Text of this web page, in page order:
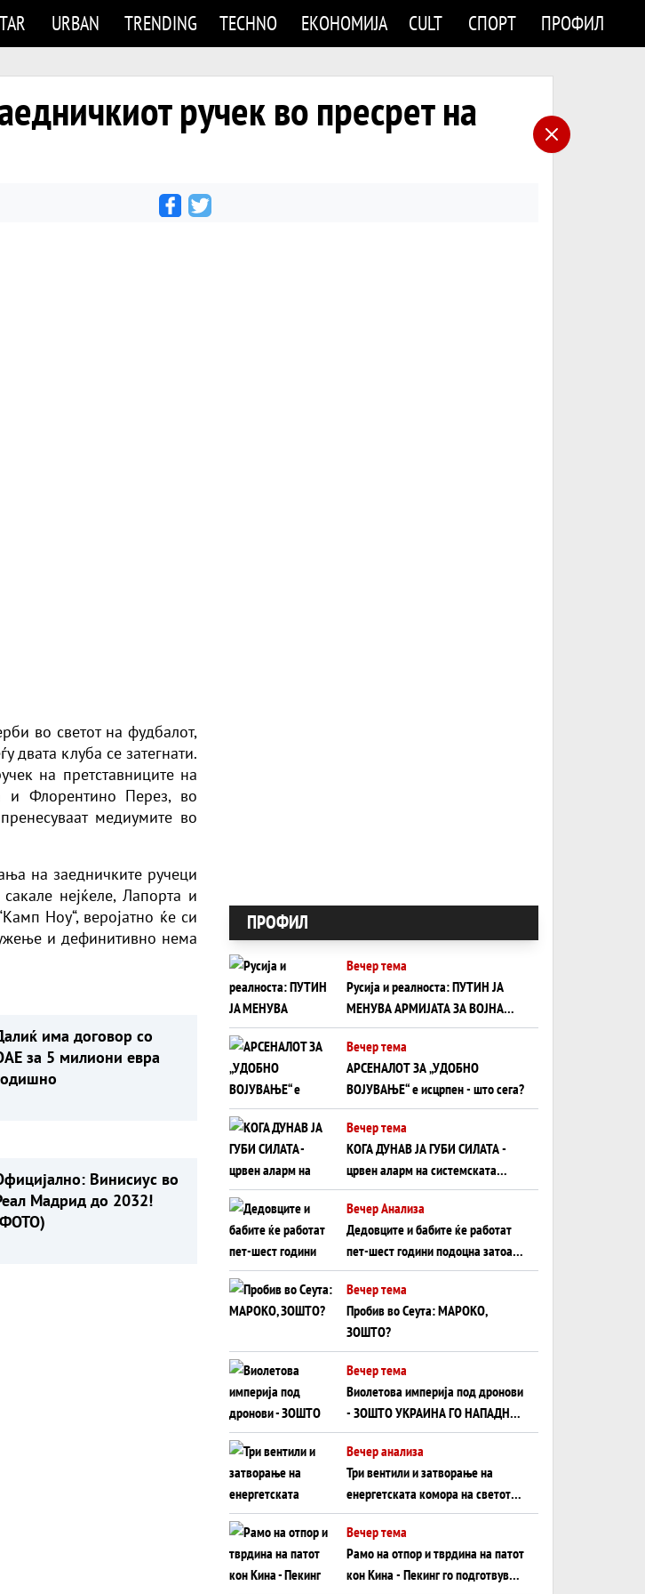
URBAN TRENDING TECHNO ЕКОНОМИЈА CULT СПОРТ ПРОФИЛ
ручек во пресрет на
во светот на фудбалот,
двата клуба се затегнати.
на претставниците на
и Флорентино Перез, во
медиумите во
на заедничките ручеци
нејќеле, Лапорта и
Ноу“, веројатно ќе си
и дефинитивно нема
има договор со
за 5 милиони евра
Винисиус во
Мадрид до 2032!
ПРОФИЛ
Вечер тема
Русија и реалноста: ПУТИН ЈА
МЕНУВА АРМИЈАТА ЗА ВОЈНА
ШТО ОСТАНУВА БЕЗ ФРОНТ
Вечер тема
АРСЕНАЛОТ ЗА „УДОБНО
ВОЈУВАЊЕ“ е исцрпен - што сега?
Вечер тема
КОГА ДУНАВ ЈА ГУБИ СИЛАТА -
црвен аларм на системската
плоча од јужна Германија до
Црното Море...
Вечер Анализа
Дедовците и бабите ќе работат
пет-шест години подоцна затоа
што НЕМААТ ВНУЦИ ДА ГИ
ЗАМЕНАТ
Вечер тема
Пробив во Сеута: МАРОКО,
ЗОШТО?
Вечер тема
Виолетова империја под дронови
- ЗОШТО УКРАИНА ГО НАПАДНА
РУСКИОТ WILDBERRIES
Вечер анализа
Три вентили и затворање на
енергетската комора на светот:
Нападот во Суец најавува
глобален енергетски инфаркт?
Вечер тема
Рамо на отпор и тврдина на патот
кон Кина - Пекинг го подготвува